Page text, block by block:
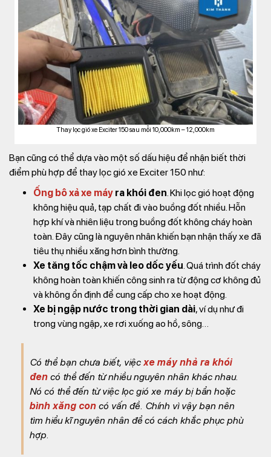
Thay lọc gió xe Exciter 150 sau mỗi 10,000km – 12,000km
Bạn cũng có thể dựa vào một số dấu hiệu để nhận biết thời
điểm phù hợp để thay lọc gió xe Exciter 150 như:
Ống bô xả xe máy ra khói đen. Khi lọc gió hoạt động
không hiệu quả, tạp chất đi vào buồng đốt nhiều. Hỗn
hợp khí và nhiên liệu trong buồng đốt không cháy hoàn
toàn. Đây cũng là nguyên nhân khiến bạn nhận thấy xe đã
tiêu thụ nhiều xăng hơn bình thường.
Xe tăng tốc chậm và leo dốc yếu. Quá trình đốt cháy
không hoàn toàn khiến công sinh ra từ động cơ không đủ
và không ổn định để cung cấp cho xe hoạt động.
Xe bị ngập nước trong thời gian dài, ví dụ như đi
trong vùng ngập, xe rơi xuống ao hồ, sông…
Có thể bạn chưa biết, việc xe máy nhả ra khói
đen có thể đến từ nhiều nguyên nhân khác nhau.
Nó có thể đến từ việc lọc gió xe máy bị bẩn hoặc
bình xăng con có vấn đề. Chính vì vậy bạn nên
tìm hiểu kĩ nguyên nhân để có cách khắc phục phù
hợp.